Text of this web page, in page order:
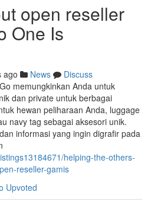
open reseller
One Is
ago News
Discuss
memungkinkan Anda untuk
dan private untuk berbagai
hewan peliharaan Anda, luggage
navy tag sebagai aksesori unik.
informasi yang ingin digrafir pada
helping-the-others-
reseller-gamis
Upvoted